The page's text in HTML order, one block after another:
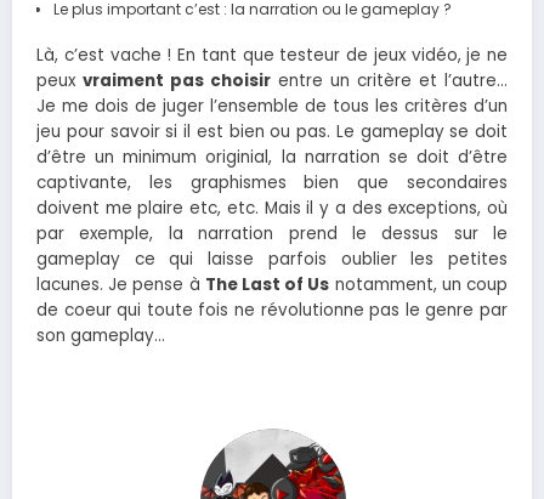
Le plus important c’est : la narration ou le gameplay ?
Là, c’est vache ! En tant que testeur de jeux vidéo, je ne
peux vraiment pas choisir entre un critère et l’autre…
Je me dois de juger l’ensemble de tous les critères d’un
jeu pour savoir si il est bien ou pas. Le gameplay se doit
d’être un minimum originial, la narration se doit d’être
captivante, les graphismes bien que secondaires
doivent me plaire etc, etc. Mais il y a des exceptions, où
par exemple, la narration prend le dessus sur le
gameplay ce qui laisse parfois oublier les petites
lacunes. Je pense à The Last of Us notamment, un coup
de coeur qui toute fois ne révolutionne pas le genre par
son gameplay…